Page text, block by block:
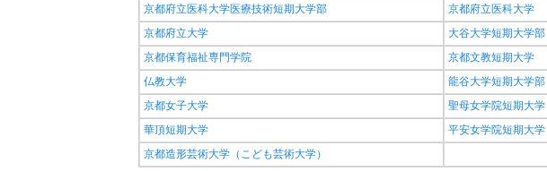
京都府立医科大学医療技術短期大学部
京都府立医科大学
京都府立大学
大谷大学短期大学部
京都保育福祉専門学院
京都文教短期大学
仏教大学
龍谷大学短期大学部
京都女子大学
聖母女学院短期大学
華頂短期大学
平安女学院短期大学
京都造形芸術大学（こども芸術大学）